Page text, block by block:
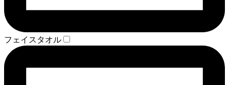
フェイスタオル